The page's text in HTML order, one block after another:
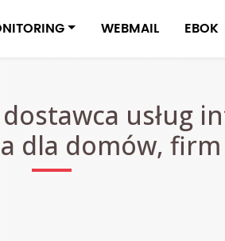
WEBMAIL EBOK
usług
dla domów,